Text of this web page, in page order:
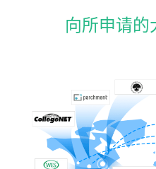
向所申请